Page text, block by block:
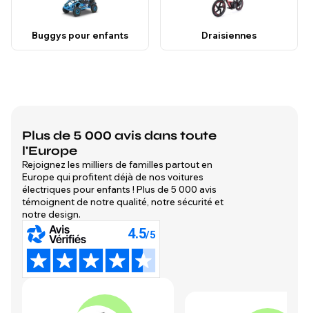
Buggys pour enfants Draisiennes
Plus de 5 000 avis dans toute
l'Europe
Rejoignez les milliers de familles partout en
Europe qui profitent déjà de nos voitures
électriques pour enfants ! Plus de 5 000 avis
témoignent de notre qualité, notre sécurité et
notre design.